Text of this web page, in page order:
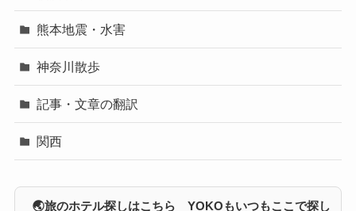
熊本地震・水害
神奈川散歩
記事・文章の翻訳
関西
🌏旅のホテル探しはこちら YOKOもいつもここで探し